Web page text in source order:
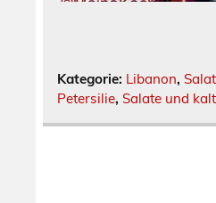
Kategorie: Libanon,
Petersilie, Salate und